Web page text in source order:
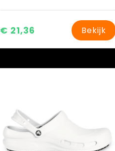
€ 21,36 Bekijk